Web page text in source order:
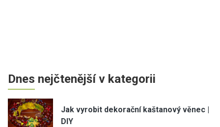
Dnes nejčtenější v kategorii
Jak vyrobit dekorační kaštanový věnec |
DIY